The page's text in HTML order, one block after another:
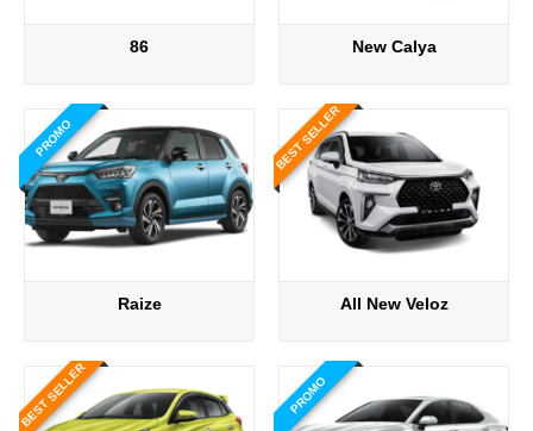
86 New Calya
PROMO
Raize
BEST SELLER
All New Veloz
BEST SELLER PROMO